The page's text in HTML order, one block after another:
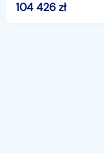
osobowych, przez
Zaufanie
104 426 zł